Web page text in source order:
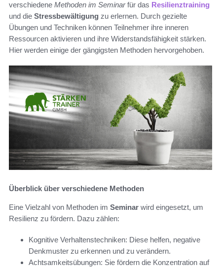
verschiedene Methoden im Seminarfür das Resilienztraining
und die Stressbewältigung zu erlernen. Durch gezielte
Übungen und Techniken können Teilnehmer ihre inneren
Ressourcen aktivieren und ihre Widerstandsfähigkeit stärken.
Hier werden einige der gängigsten Methoden hervorgehoben.
Überblick über verschiedene Methoden
Eine Vielzahl von Methoden im Seminar wird eingesetzt, um
Resilienz zu fördern. Dazu zählen:
Kognitive Verhaltenstechniken: Diese helfen, negative
Denkmuster zu erkennen und zu verändern.
Achtsamkeitsübungen: Sie fördern die Konzentration auf